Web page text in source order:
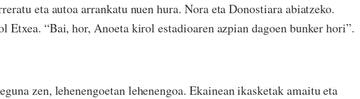
eta autoa arrankatu nuen hura. Nora eta Donostiara abiatzeko.
Etxea. “Bai, hor, Anoeta kirol estadioaren azpian dagoen bunker hori”.
zen, lehenengoetan lehenengoa. Ekainean ikasketak amaitu eta